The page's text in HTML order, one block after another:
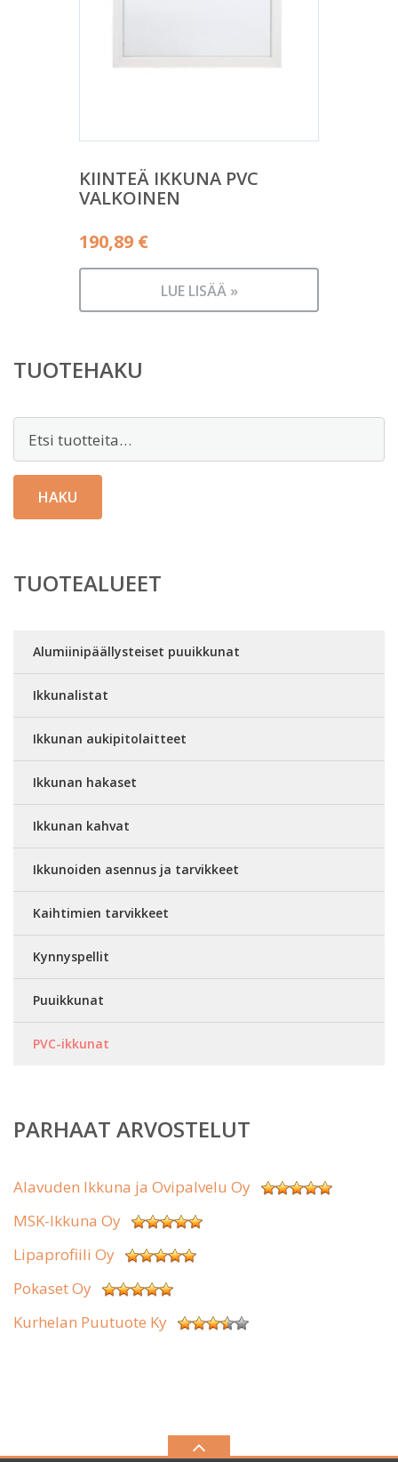
KIINTEÄ IKKUNA PVC
VALKOINEN
190,89 €
LUE LISÄÄ »
TUOTEHAKU
HAKU
TUOTEALUEET
Alumiinipäällysteiset puuikkunat
Ikkunalistat
Ikkunan aukipitolaitteet
Ikkunan hakaset
Ikkunan kahvat
Ikkunoiden asennus ja tarvikkeet
Kaihtimien tarvikkeet
Kynnyspellit
Puuikkunat
PVC-ikkunat
PARHAAT ARVOSTELUT
Alavuden Ikkuna ja Ovipalvelu Oy
MSK-Ikkuna Oy
Lipaprofiili Oy
Pokaset Oy
Kurhelan Puutuote Ky